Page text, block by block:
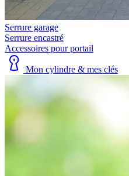
Serrure garage
Serrure encastré
Accessoires pour portail
Mon cylindre & mes clés